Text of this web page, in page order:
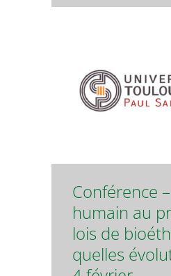
Conférence
humain au
lois de
quelles